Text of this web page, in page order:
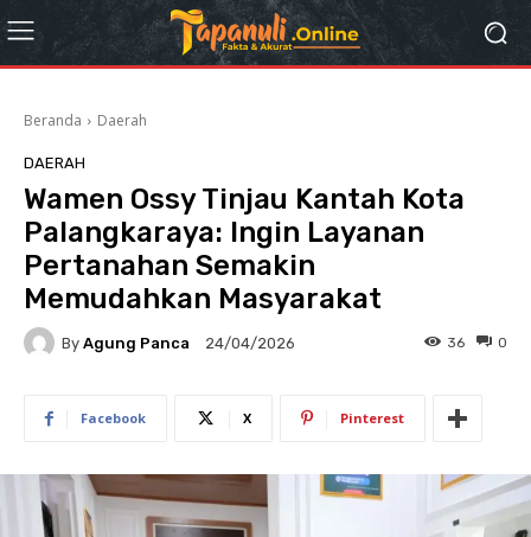
Beranda Daerah
DAERAH
Wamen Ossy Tinjau Kantah Kota
Palangkaraya: Ingin Layanan
Pertanahan Semakin
Memudahkan Masyarakat
By Agung Panca 24/04/2026 0
36
Facebook X Pinterest